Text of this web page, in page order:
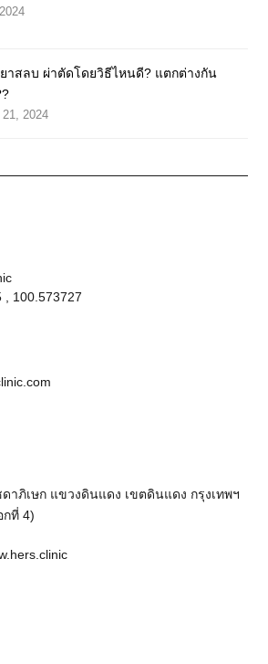
าสลบ ผ่าตัดโดยวิธีไหนดี? แตกต่างกัน
21, 2024
, 100.573727
าภิเษก แขวงดินแดง เขตดินแดง กรุงเทพฯ
กที่ 4)